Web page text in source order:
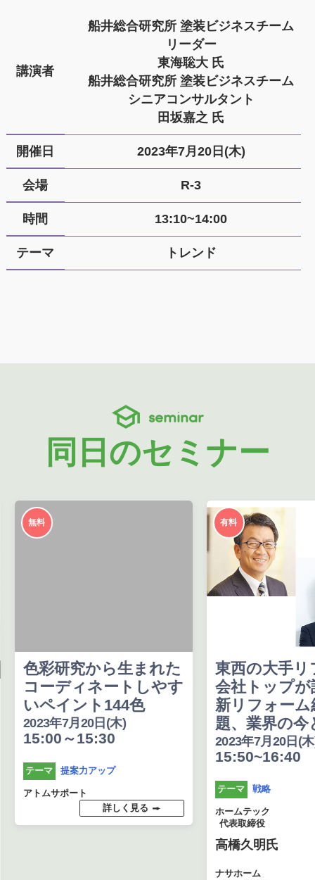
講演者
船井総合研究所 塗装ビジネスチーム
リーダー
東海聡大 氏
船井総合研究所 塗装ビジネスチーム
シニアコンサルタント
田坂嘉之 氏
開催日 2023年7月20日(木)
会場 R-3
時間 13:10~14:00
テーマ トレンド
seminar
同日のセミナー
無料
色彩研究から生まれた
コーディネートしやす
いペイント144色
2023年7月20日(木)
15:00～15:30
テーマ 提案力アップ
アトムサポート
詳しく見る
有料
東西の大手リ
会社トップが
新リフォーム
題、業界の今
2023年7月20日(
15:50~16:40
テーマ 戦略
ホームテック
代表取締役
高橋久明氏
ナサホーム